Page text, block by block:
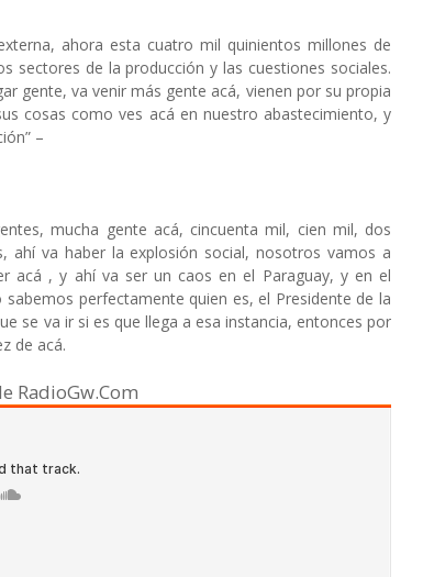
ahora esta cuatro mil quinientos millones de
sectores de la producción y las cuestiones sociales.
gente, va venir más gente acá, vienen por su propia
cosas como ves acá en nuestro abastecimiento, y
–
mucha gente acá, cincuenta mil, cien mil, dos
va haber la explosión social, nosotros vamos a
acá , y ahí va ser un caos en el Paraguay, y en el
perfectamente quien es, el Presidente de la
se va ir si es que llega a esa instancia, entonces por
de acá.
RadioGw.Com